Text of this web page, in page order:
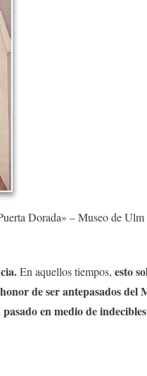
Dorada» – Museo de
En aquellos tiempos, esto
de ser antepasados ​​del
en medio de